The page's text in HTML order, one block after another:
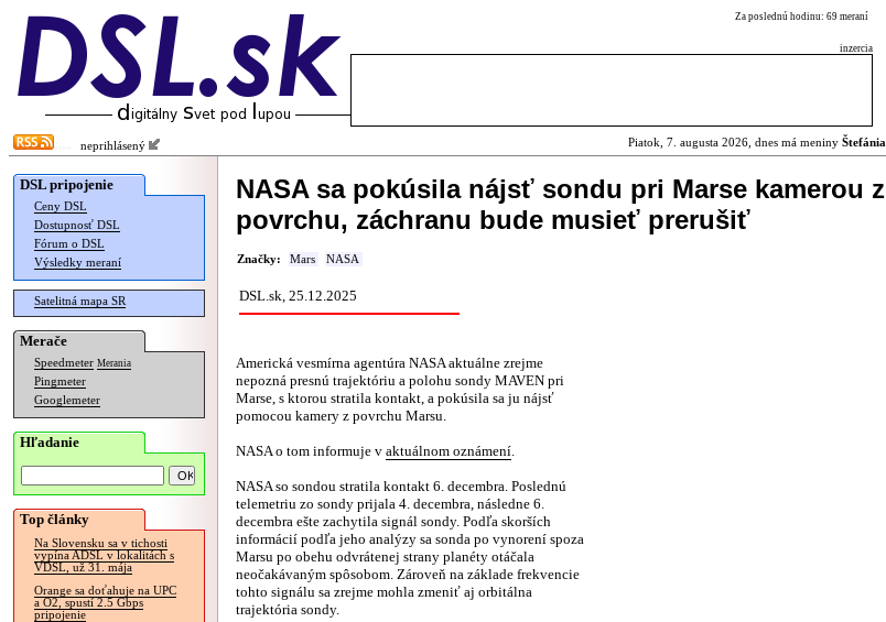
Za poslednú hodinu: 69 meraní
inzercia
neprihlásený Piatok, 7. augusta 2026, dnes má meniny Štefánia
DSL pripojenie
Ceny DSL
Dostupnosť DSL
Fórum o DSL
Výsledky meraní
Satelitná mapa SR
Merače
Speedmeter Merania
Pingmeter
Googlemeter
Hľadanie
Top články
Na Slovensku sa v tichosti
vypína ADSL v lokalitách s
VDSL, už 31. mája
Orange sa doťahuje na UPC
a O2, spustí 2.5 Gbps
pripojenie
NASA sa pokúsila nájsť sondu pri Marse kamerou z
povrchu, záchranu bude musieť prerušiť
Značky: Mars NASA
DSL.sk, 25.12.2025
Americká vesmírna agentúra NASA aktuálne zrejme
nepozná presnú trajektóriu a polohu sondy MAVEN pri
Marse, s ktorou stratila kontakt, a pokúsila sa ju nájsť
pomocou kamery z povrchu Marsu.
NASA o tom informuje v aktuálnom oznámení.
NASA so sondou stratila kontakt 6. decembra. Poslednú
telemetriu zo sondy prijala 4. decembra, následne 6.
decembra ešte zachytila signál sondy. Podľa skorších
informácií podľa jeho analýzy sa sonda po vynorení spoza
Marsu po obehu odvrátenej strany planéty otáčala
neočakávaným spôsobom. Zároveň na základe frekvencie
tohto signálu sa zrejme mohla zmeniť aj orbitálna
trajektória sondy.